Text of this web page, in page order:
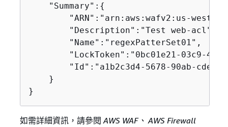
    "Summary":
{
"ARN":"arn:aws:wafv2:us-west-
        "Description":"Test web-acl",
        "Name":"regexPatterSet01",
"LockToken":"0bc01e21-03c9-
"Id":"a1b2c3d4-5678-90ab-cdef-
    }
}
如需詳細資訊，請參閱AWS WAF、 AWS Firewall